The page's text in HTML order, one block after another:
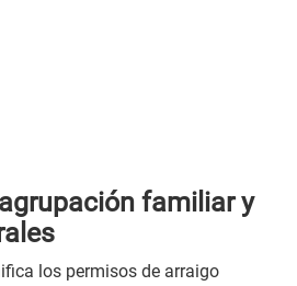
familiar y
los permisos de arraigo